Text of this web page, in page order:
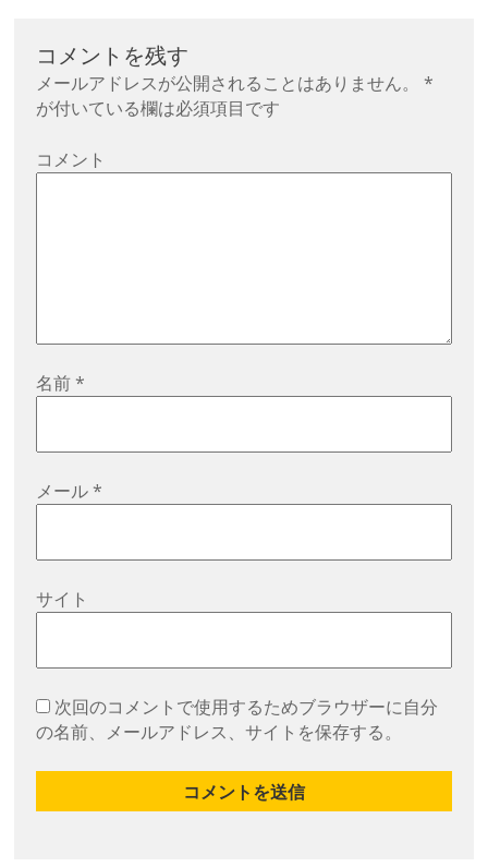
コメントを残す
メールアドレスが公開されることはありません。
*
が付いている欄は必須項目です
コメント
名前*
メール*
サイト
次回のコメントで使用するためブラウザーに自分
の名前、メールアドレス、サイトを保存する。